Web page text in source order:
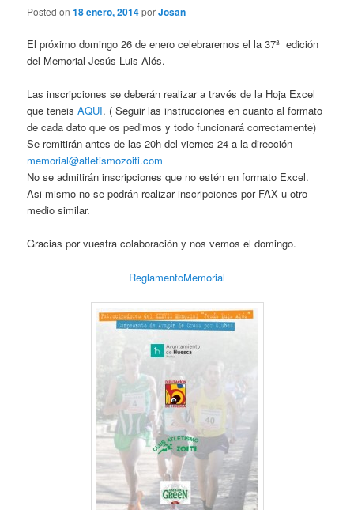
Posted on18 enero, 2014porJosan
El próximo domingo 26 de enero celebraremos el la 37ª edición
del Memorial Jesús Luis Alós.
Las inscripciones se deberán realizar a través de la Hoja Excel
que teneisAQUI. ( Seguir las instrucciones en cuanto al formato
de cada dato que os pedimos y todo funcionará correctamente)
Se remitirán antes de las 20h del viernes 24 a la dirección
memorial@atletismozoiti.com
No se admitirán inscripciones que no estén en formato Excel.
Asi mismo no se podrán realizar inscripciones por FAX u otro
medio similar.
Gracias por vuestra colaboración y nos vemos el domingo.
ReglamentoMemorial